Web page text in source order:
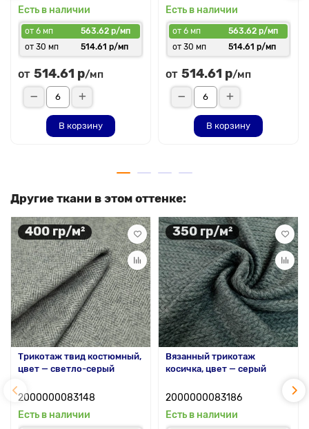
Есть в наличии
от 6 мп
563.62 р/мп
от 30 мп
514.61 р/мп
от 514.61 р/мп
В корзину
Есть в наличии
от 6 мп
563.62 р/мп
от 30 мп
514.61 р/мп
от 514.61 р/мп
В корзину
Другие ткани в этом оттенке:
400 гр/м²
Трикотаж твид костюмный,
цвет — светло-серый
2000000083148
Есть в наличии
350 гр/м²
Вязанный трикотаж
косичка, цвет — серый
2000000083186
Есть в наличии